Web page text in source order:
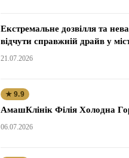
Екстремальне дозвілля та
відчути справжній драйв у
21.07.2026
★ 9.9
АмашКлінік Філія Холодна
06.07.2026